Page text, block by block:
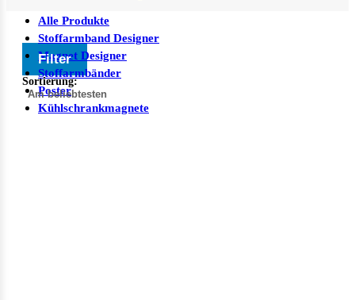
Alle Produkte
Stoffarmband Designer
Magnet Designer
Stoffarmbänder
Poster
Kühlschrankmagnete
Filter
Sortierung: